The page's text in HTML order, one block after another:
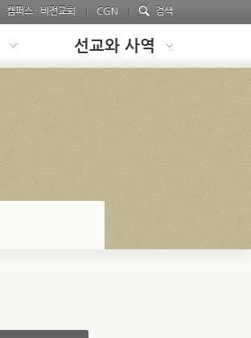
캠퍼스 · 비전교회 CGN 검색
선교와 사역